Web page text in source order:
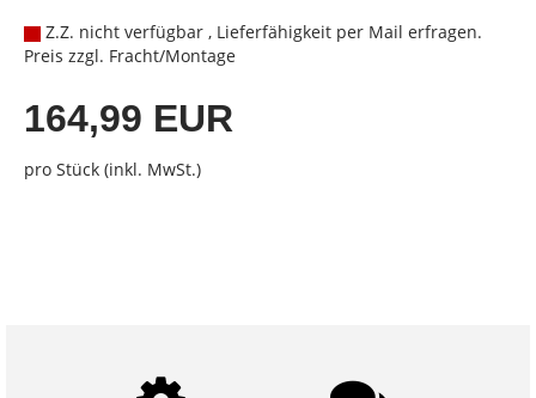
Z.Z. nicht verfügbar , Lieferfähigkeit per Mail erfragen.
Preis zzgl. Fracht/Montage
164,99 EUR
pro Stück (inkl. MwSt.)